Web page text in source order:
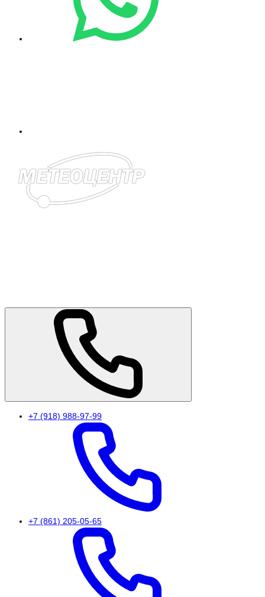
+7 (918) 988-97-99
+7 (861) 205-05-65